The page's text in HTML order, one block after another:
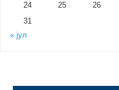
24
25 26
31
« јул